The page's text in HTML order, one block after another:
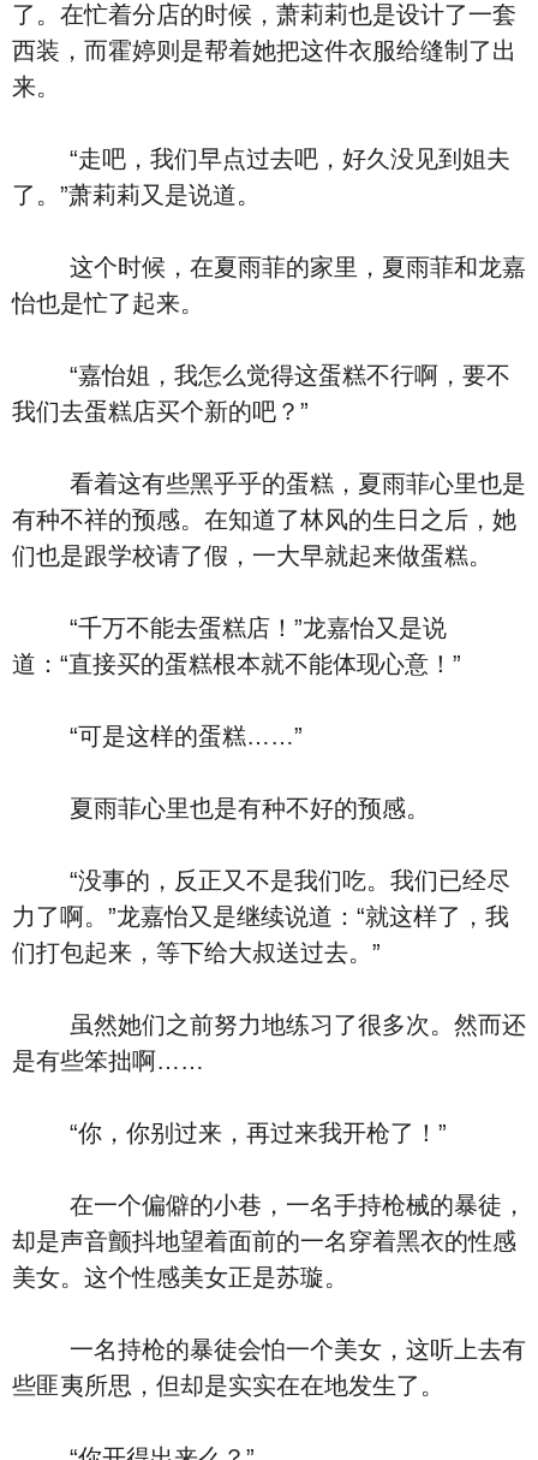
了。在忙着分店的时候，萧莉莉也是设计了一套
西装，而霍婷则是帮着她把这件衣服给缝制了出
来。
“走吧，我们早点过去吧，好久没见到姐夫
了。”萧莉莉又是说道。
这个时候，在夏雨菲的家里，夏雨菲和龙嘉
怡也是忙了起来。
“嘉怡姐，我怎么觉得这蛋糕不行啊，要不
我们去蛋糕店买个新的吧？”
看着这有些黑乎乎的蛋糕，夏雨菲心里也是
有种不祥的预感。在知道了林风的生日之后，她
们也是跟学校请了假，一大早就起来做蛋糕。
“千万不能去蛋糕店！”龙嘉怡又是说
道：“直接买的蛋糕根本就不能体现心意！”
“可是这样的蛋糕……”
夏雨菲心里也是有种不好的预感。
“没事的，反正又不是我们吃。我们已经尽
力了啊。”龙嘉怡又是继续说道：“就这样了，我
们打包起来，等下给大叔送过去。”
虽然她们之前努力地练习了很多次。然而还
是有些笨拙啊……
“你，你别过来，再过来我开枪了！”
在一个偏僻的小巷，一名手持枪械的暴徒，
却是声音颤抖地望着面前的一名穿着黑衣的性感
美女。这个性感美女正是苏璇。
一名持枪的暴徒会怕一个美女，这听上去有
些匪夷所思，但却是实实在在地发生了。